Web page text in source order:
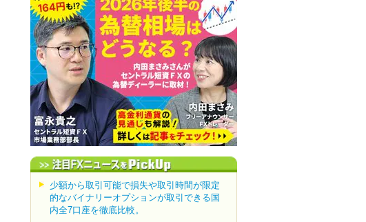
少額から取引可能で損失や取引時間が限定
的なバイナリーオプションが取引できる国
内全7口座を徹底比較。